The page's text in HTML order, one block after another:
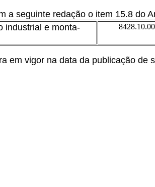
a seguinte redação o item 15.8 do
industrial e monta-
em vigor na data da publicação de